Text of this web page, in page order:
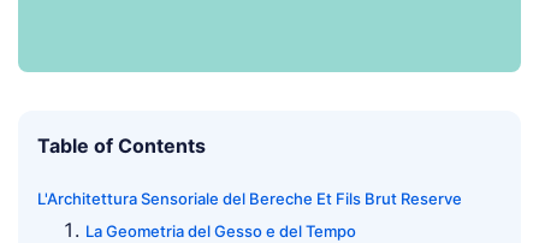
Table of Contents
L'Architettura Sensoriale del Bereche Et Fils Brut Reserve
La Geometria del Gesso e del Tempo